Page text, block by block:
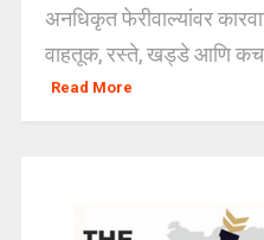
अनधिकृत फेरीवाल्यांवर
वाहतूक, रस्ते, खड्डे आणि
Read More